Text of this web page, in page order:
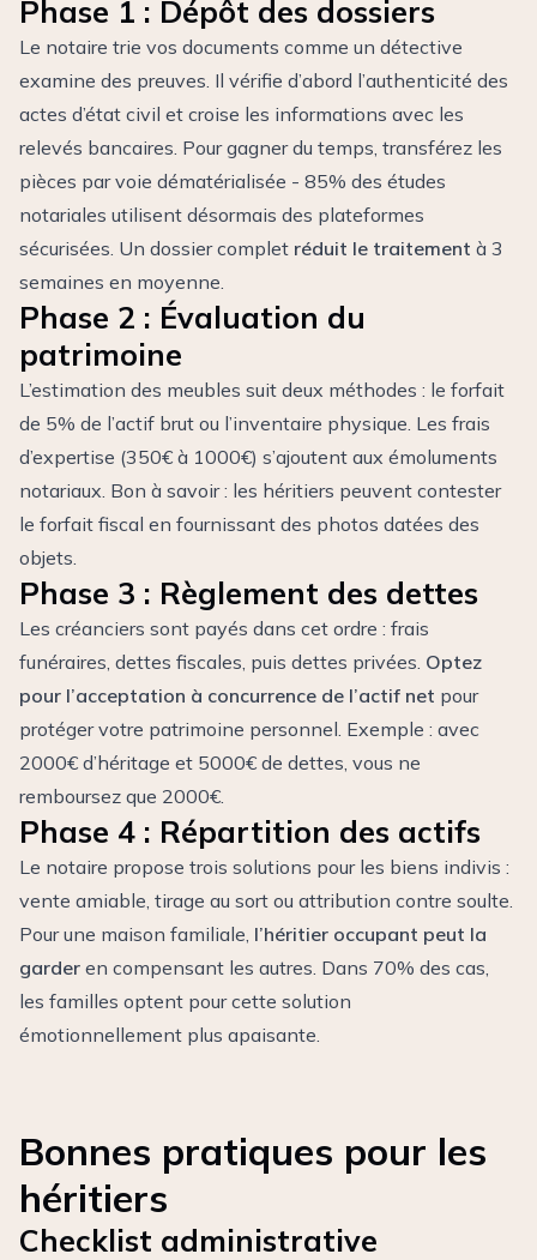
Phase 1 : Dépôt des dossiers
Le notaire trie vos documents comme un détective
examine des preuves. Il vérifie d’abord l’authenticité des
actes d’état civil et croise les informations avec les
relevés bancaires. Pour gagner du temps, transférez les
pièces par voie dématérialisée - 85% des études
notariales utilisent désormais des plateformes
sécurisées. Un dossier complet réduit le traitement à 3
semaines en moyenne.
Phase 2 : Évaluation du
patrimoine
L’estimation des meubles suit deux méthodes : le forfait
de 5% de l’actif brut ou l’inventaire physique. Les frais
d’expertise (350€ à 1000€) s’ajoutent aux émoluments
notariaux. Bon à savoir : les héritiers peuvent contester
le forfait fiscal en fournissant des photos datées des
objets.
Phase 3 : Règlement des dettes
Les créanciers sont payés dans cet ordre : frais
funéraires, dettes fiscales, puis dettes privées. Optez
pour l’acceptation à concurrence de l’actif net pour
protéger votre patrimoine personnel. Exemple : avec
2000€ d’héritage et 5000€ de dettes, vous ne
remboursez que 2000€.
Phase 4 : Répartition des actifs
Le notaire propose trois solutions pour les biens indivis :
vente amiable, tirage au sort ou attribution contre soulte.
Pour une maison familiale, l’héritier occupant peut la
garder en compensant les autres. Dans 70% des cas,
les familles optent pour cette solution
émotionnellement plus apaisante.
Bonnes pratiques pour les
héritiers
Checklist administrative